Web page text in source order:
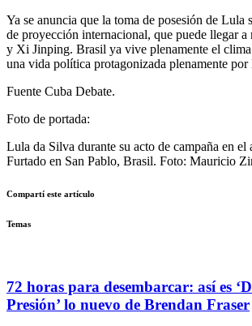
Ya se anuncia que la toma de posesión de Lula
de proyección internacional, que puede llegar
y Xi Jinping. Brasil ya vive plenamente el
una vida política protagonizada plenamente por
Fuente Cuba Debate.
Foto de portada:
Lula da Silva durante su acto de campaña en el
Furtado en San Pablo, Brasil. Foto: Mauricio
Compartí este artículo
Temas
72 horas para desembarcar: así es
Presión’ lo nuevo de Brendan Fraser